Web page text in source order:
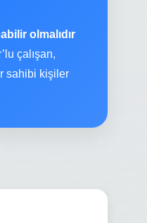
olmalıdır
çalışan,
sahibi kişiler